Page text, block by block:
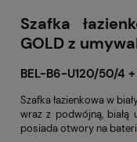
Szafka
GOLD z
BEL-B6-U120/50/4
Szafka łazienkowa w
wraz z podwójną, białą
posiada otwory na